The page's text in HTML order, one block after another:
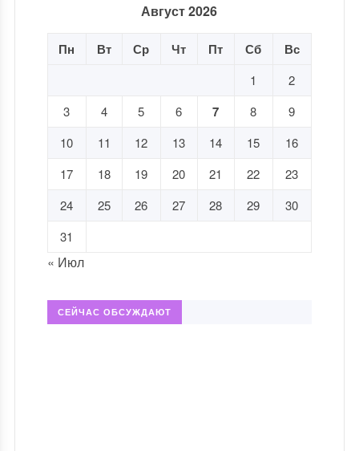
Август 2026
Пн Вт Ср Чт Пт Сб Вс
1
2
3
4 5 6 7 8
9
10
11 12 13 14 15
16
17
18 19 20 21 22
23
24
25 26 27 28 29
30
31
« Июл
СЕЙЧАС ОБСУЖДАЮТ